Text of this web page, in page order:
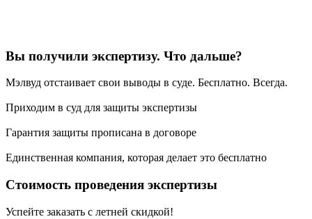
Вы получили экспертизу. Что дальше?
Мэлвуд отстаивает свои выводы в суде. Бесплатно. Всегда.
Приходим в суд для защиты экспертизы
Гарантия защиты прописана в договоре
Единственная компания, которая делает это бесплатно
Стоимость проведения экспертизы
Успейте заказать с летней скидкой!